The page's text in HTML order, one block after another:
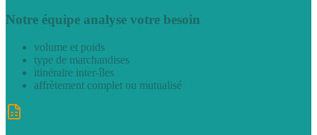
Notre équipe analyse votre besoin
volume et poids
type de marchandises
itinéraire inter‑îles
affrètement complet ou mutualisé